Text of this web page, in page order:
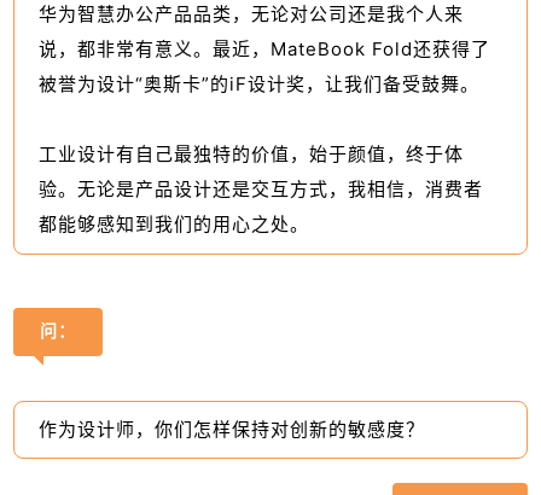
华为智慧办公产品品类，无论对公司还是我个人来
说，都非常有意义。最近，MateBook Fold还获得了
被誉为设计“奥斯卡”的iF设计奖，让我们备受鼓舞。
工业设计有自己最独特的价值，始于颜值，终于体
验。无论是产品设计还是交互方式，我相信，消费者
都能够感知到我们的用心之处。
问：
作为设计师，你们怎样保持对创新的敏感度？